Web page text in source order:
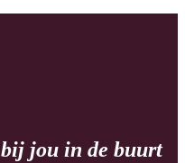
bij jou in de buurt